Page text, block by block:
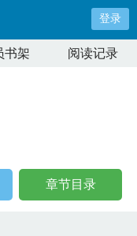
登录
书架 阅读记录
章节目录